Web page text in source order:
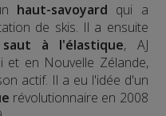
haut-savoyard qui a
de skis. Il a ensuite
saut à l'élastique, AJ
et en Nouvelle Zélande,
actif. Il a eu l'idée d'un
révolutionnaire en 2008